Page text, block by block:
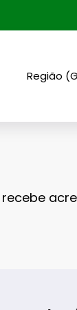
Região
recebe